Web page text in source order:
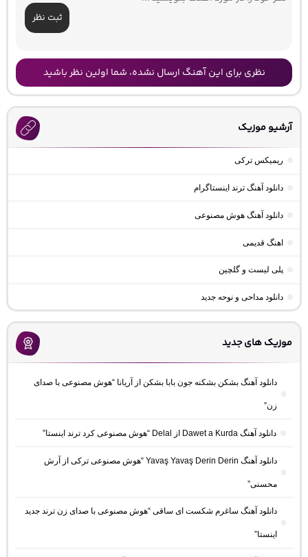
ثبت نظر
نظری برای این آهنگ ارسال نشده، شما اولین نظر باشید
آرشیو موزیک
ریمیکس ترکی
دانلود آهنگ ترند اینستاگرام
دانلود آهنگ هوش مصنوعی
اهنگ قدیمی
پلی لیست و گلچین
دانلود مداحی و نوحه جدید
موزیک های جدید
دانلود آهنگ بشکن بشکنه جون بابا بشکن از آریانا “هوش مصنوعی با صدای
زن”
دانلود آهنگ Dawet a Kurda از Delal “هوش مصنوعی کرد ترند اینستا”
دانلود آهنگ Yavaş Yavaş Derin Derin “هوش مصنوعی ترکی از آرش
محسنی”
دانلود آهنگ ساغرم شکست ای ساقی “هوش مصنوعی با صدای زن ترند جدید
اینستا”